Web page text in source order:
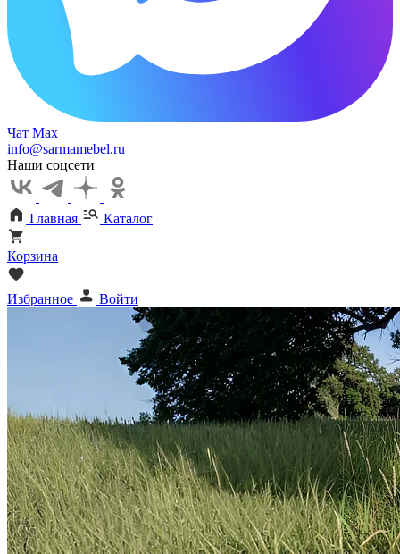
Чат Max
info@sarmamebel.ru
Наши соцсети
Главная Каталог
Корзина
Избранное Войти